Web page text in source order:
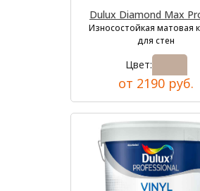
Dulux Diamond Max
Износостойкая матовая
для стен
Цвет:
от 2190 руб.